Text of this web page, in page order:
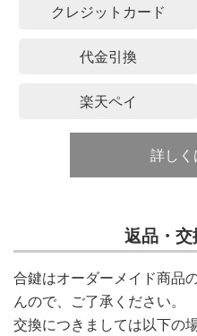
クレジットカード
代金引換
楽天ペイ
詳しく
返品・
合鍵はオーダーメイド商品
んので、ご了承ください。
交換につきましては以下の